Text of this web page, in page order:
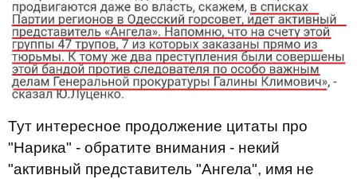
Тут интересное продолжение цитаты про
"Нарика" - обратите внимания - некий
"активный представитель "Ангела", имя не